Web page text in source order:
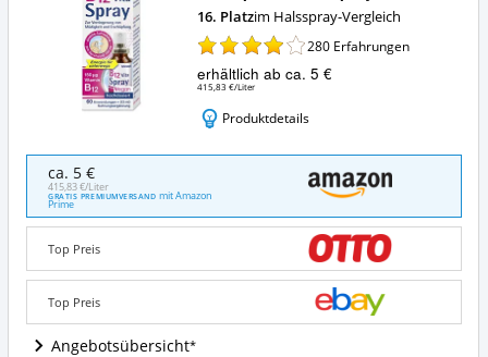
16. Platzim Halsspray-Vergleich
280 Erfahrungen
erhältlich ab ca. 5 €
415,83 €/Liter
Produktdetails
tetesept
B12
Vita
Spray
Angebote:
ist
dieses
Halsspray
erhältlich?
ca. 5 €
415,83 €/Liter
GRATIS PREMIUMVERSAND mit Amazon
Prime
Top Preis
Top Preis
Angebotsübersicht